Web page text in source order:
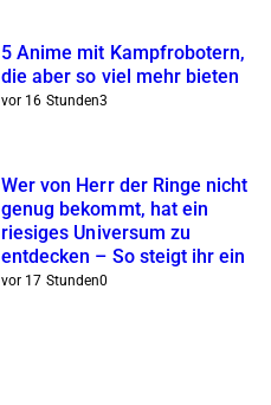
5 Anime mit Kampfrobotern,
die aber so viel mehr bieten
vor 16 Stunden3
Wer von Herr der Ringe nicht
genug bekommt, hat ein
riesiges Universum zu
entdecken – So steigt ihr ein
vor 17 Stunden0